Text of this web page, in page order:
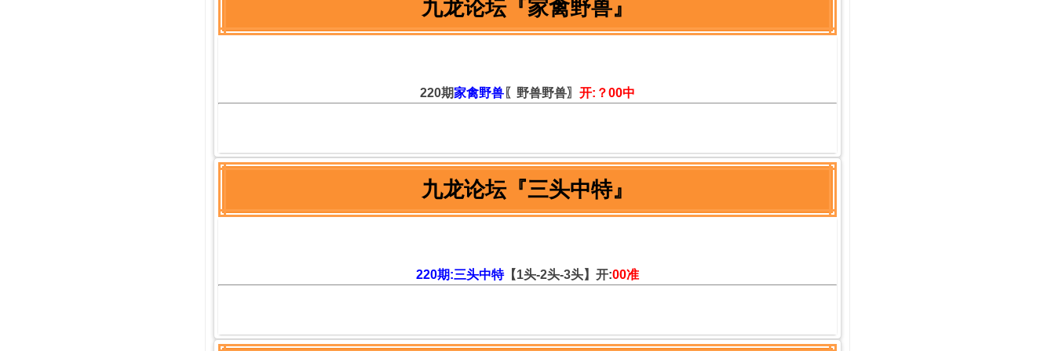
九龙论坛『家禽野兽』
220期家禽野兽 〖野兽野兽〗 开:？00中
九龙论坛『三头中特』
220期:三头中特【1头-2头-3头】开:00准